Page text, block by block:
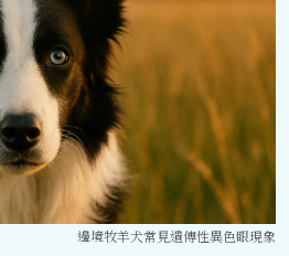
邊境牧羊犬常見遺傳性異色眼現象